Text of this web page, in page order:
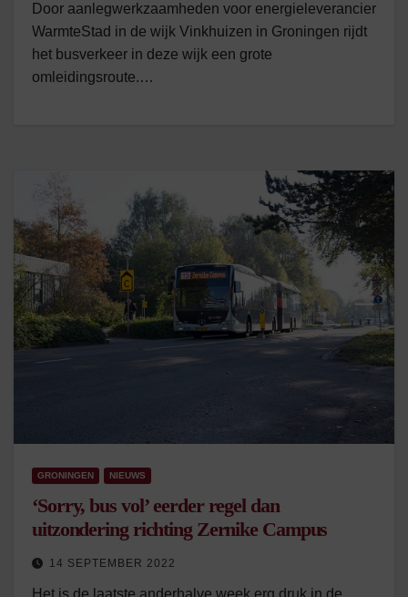
Door aanlegwerkzaamheden voor energieleverancier
WarmteStad in de wijk Vinkhuizen in Groningen rijdt
het busverkeer in deze wijk een grote
omleidingsroute.…
GRONINGEN NIEUWS
‘Sorry, bus vol’ eerder regel dan
uitzondering richting Zernike Campus
14 SEPTEMBER 2022
Het is de laatste anderhalve week erg druk in de